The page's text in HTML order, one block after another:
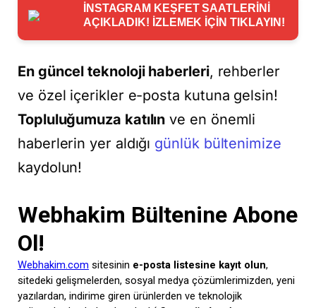
İNSTAGRAM KEŞFET SAATLERİNİ
AÇIKLADIK! İZLEMEK İÇİN TIKLAYIN!
En güncel teknoloji haberleri, rehberler
ve özel içerikler e-posta kutuna gelsin!
Topluluğumuza katılın ve en önemli
haberlerin yer aldığı günlük bültenimize
kaydolun!